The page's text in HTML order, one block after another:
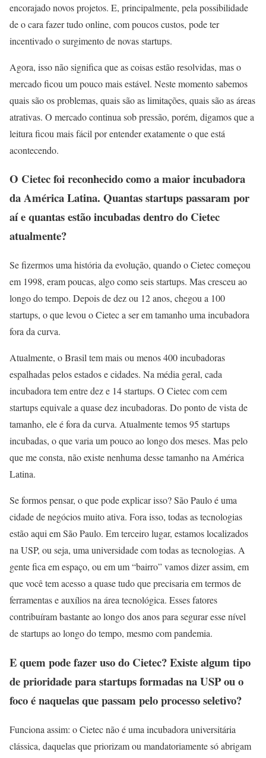
encorajado novos projetos. E, principalmente, pela possibilidade
de o cara fazer tudo online, com poucos custos, pode ter
incentivado o surgimento de novas startups.
Agora, isso não significa que as coisas estão resolvidas, mas o
mercado ficou um pouco mais estável. Neste momento sabemos
quais são os problemas, quais são as limitações, quais são as áreas
atrativas. O mercado continua sob pressão, porém, digamos que a
leitura ficou mais fácil por entender exatamente o que está
acontecendo.
O Cietec foi reconhecido como a maior incubadora
da América Latina. Quantas startups passaram por
aí e quantas estão incubadas dentro do Cietec
atualmente?
Se fizermos uma história da evolução, quando o Cietec começou
em 1998, eram poucas, algo como seis startups. Mas cresceu ao
longo do tempo. Depois de dez ou 12 anos, chegou a 100
startups, o que levou o Cietec a ser em tamanho uma incubadora
fora da curva.
Atualmente, o Brasil tem mais ou menos 400 incubadoras
espalhadas pelos estados e cidades. Na média geral, cada
incubadora tem entre dez e 14 startups. O Cietec com cem
startups equivale a quase dez incubadoras. Do ponto de vista de
tamanho, ele é fora da curva. Atualmente temos 95 startups
incubadas, o que varia um pouco ao longo dos meses. Mas pelo
que me consta, não existe nenhuma desse tamanho na América
Latina.
Se formos pensar, o que pode explicar isso? São Paulo é uma
cidade de negócios muito ativa. Fora isso, todas as tecnologias
estão aqui em São Paulo. Em terceiro lugar, estamos localizados
na USP, ou seja, uma universidade com todas as tecnologias. A
gente fica em espaço, ou em um “bairro” vamos dizer assim, em
que você tem acesso a quase tudo que precisaria em termos de
ferramentas e auxílios na área tecnológica. Esses fatores
contribuíram bastante ao longo dos anos para segurar esse nível
de startups ao longo do tempo, mesmo com pandemia.
E quem pode fazer uso do Cietec? Existe algum tipo
de prioridade para startups formadas na USP ou o
foco é naquelas que passam pelo processo seletivo?
Funciona assim: o Cietec não é uma incubadora universitária
clássica, daquelas que priorizam ou mandatoriamente só abrigam